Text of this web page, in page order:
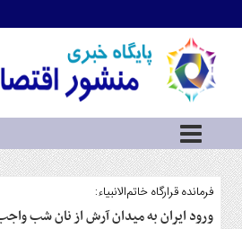
اطلاعات
تماس
ما
درباره
ما
سرویس
ها
خانه
فرمانده قرارگاه خاتم‌الانبیاء:
ورود ایران به میدان آرش از نان شب